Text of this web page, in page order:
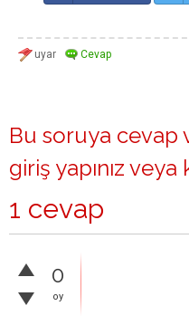
Bu soruya cevap
giriş yapınız veya
1 cevap
0
oy